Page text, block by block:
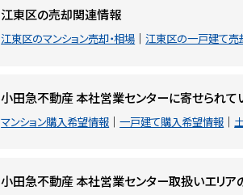
江東区の売却関連情報
江東区のマンション売却・相場 江東区の一戸建て売
小田急不動産 本社営業センターに寄せられ
マンション購入希望情報 一戸建て購入希望情報
小田急不動産 本社営業センター取扱いエリア